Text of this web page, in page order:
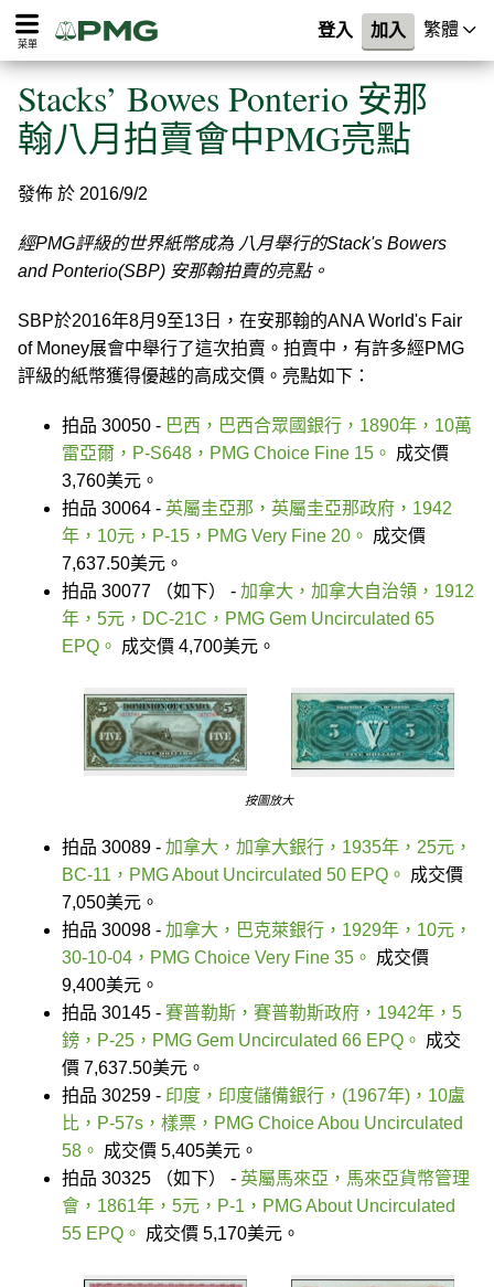
菜單
登入 加入 繁體
Stacks’ Bowes Ponterio 安那
翰八月拍賣會中PMG亮點
發佈 於 2016/9/2
經PMG評級的世界紙幣成為 八月舉行的Stack's Bowers
and Ponterio(SBP) 安那翰拍賣的亮點。
SBP於2016年8月9至13日，在安那翰的ANA World's Fair
of Money展會中舉行了這次拍賣。拍賣中，有許多經PMG
評級的紙幣獲得優越的高成交價。亮點如下：
拍品 30050 - 巴西，巴西合眾國銀行，1890年，10萬
雷亞爾，P-S648，PMG Choice Fine 15。 成交價
3,760美元。
拍品 30064 - 英屬圭亞那，英屬圭亞那政府，1942
年，10元，P-15，PMG Very Fine 20。 成交價
7,637.50美元。
拍品 30077 （如下） - 加拿大，加拿大自治領，1912
年，5元，DC-21C，PMG Gem Uncirculated 65
EPQ。 成交價 4,700美元。
按圖放大
拍品 30089 - 加拿大，加拿大銀行，1935年，25元，
BC-11，PMG About Uncirculated 50 EPQ。 成交價
7,050美元。
拍品 30098 - 加拿大，巴克萊銀行，1929年，10元，
30-10-04，PMG Choice Very Fine 35。 成交價
9,400美元。
拍品 30145 - 賽普勒斯，賽普勒斯政府，1942年，5
鎊，P-25，PMG Gem Uncirculated 66 EPQ。 成交
價 7,637.50美元。
拍品 30259 - 印度，印度儲備銀行，(1967年)，10盧
比，P-57s，樣票，PMG Choice Abou Uncirculated
58。 成交價 5,405美元。
拍品 30325 （如下） - 英屬馬來亞，馬來亞貨幣管理
會，1861年，5元，P-1，PMG About Uncirculated
55 EPQ。 成交價 5,170美元。